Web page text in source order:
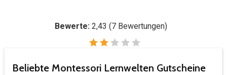
Bewerte: 2,43 (7 Bewertungen)
Beliebte Montessori Lernwelten Gutscheine